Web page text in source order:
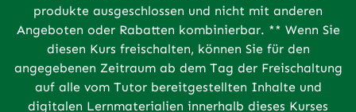
produkte ausgeschlossen und nicht mit anderen
Angeboten oder Rabatten kombinierbar. ** Wenn Sie
diesen Kurs freischalten, können Sie für den
angegebenen Zeitraum ab dem Tag der Freischaltung
auf alle vom Tutor bereitgestellten Inhalte und
digitalen Lernmaterialien innerhalb dieses Kurses